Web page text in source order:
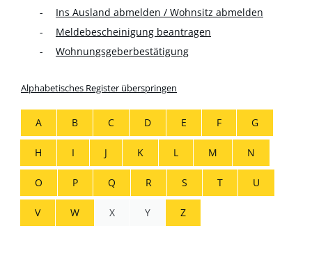
Ins Ausland abmelden / Wohnsitz abmelden
Meldebescheinigung beantragen
Wohnungsgeberbestätigung
Alphabetisches Register überspringen
A B C D E F G
H I J K L M N
O P Q R S T U
V W X Y Z